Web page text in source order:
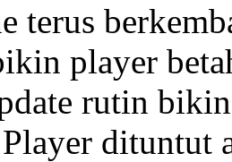
terus
player
rutin
dituntut